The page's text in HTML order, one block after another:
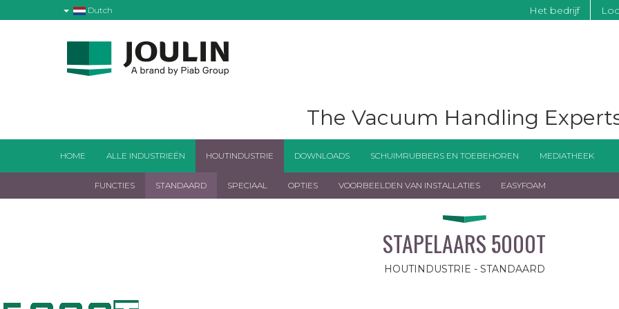
Dutch Het bedrijf
The Vacuum Handling
HOME ALLE INDUSTRIEËN HOUTINDUSTRIE
FUNCTIES STANDAARD SPECIAAL OPTIES VOORBEELDEN VAN INSTALLATIES EASYFOAM
DOWNLOADS SCHUIMRUBBERS EN TOEBEHOREN MEDIATHEEK
STAPELAARS 5000T
HOUTINDUSTRIE - STANDAARD